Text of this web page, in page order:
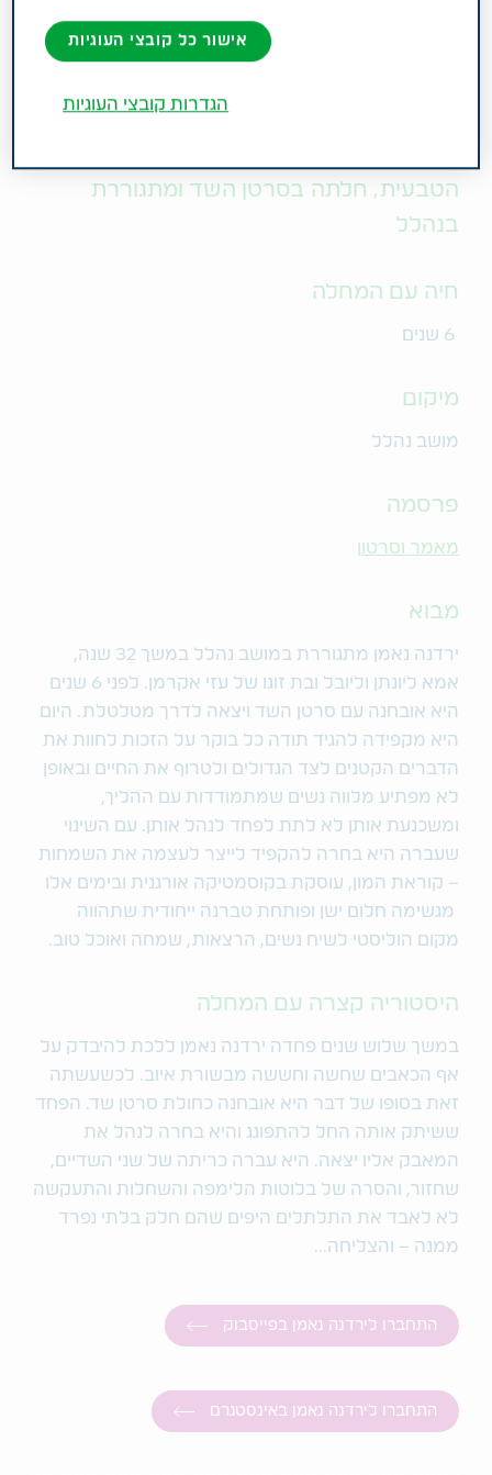
הטבעית, חלתה בסרטן השד ומתגוררת
בנהלל
חיה עם המחלה
מיקום
מושב נהלל
פרסמה
מאמר וסרטון
מבוא
ירדנה נאמן מתגוררת במושב נהלל במשך 32 שנה,
אמא ליונתן וליובל ובת זוגו של עזי אקרמן. לפני 6 שנים
היא אובחנה עם סרטן השד ויצאה לדרך מטלטלת. היום
היא מקפידה להגיד תודה כל בוקר על הזכות לחוות את
הדברים הקטנים לצד הגדולים ולטרוף את החיים ובאופן
לא מפתיע מלווה נשים שמתמודדות עם ההליך,
ומשכנעת אותן לא לתת לפחד לנהל אותן. עם השינוי
שעברה היא בחרה להקפיד לייצר לעצמה את השמחות
– קוראת המון, עוסקת בקוסמטיקה אורגנית ובימים אלו
מגשימה חלום ישן ופותחת טברנה ייחודית שתהווה
מקום הוליסטי לשיח נשים, הרצאות, שמחה ואוכל טוב.
היסטוריה קצרה עם המחלה
במשך שלוש שנים פחדה ירדנה נאמן ללכת להיבדק על
אף הכאבים שחשה וחששה מבשורת איוב. לכשעשתה
זאת בסופו של דבר היא אובחנה כחולת סרטן שד. הפחד
ששיתק אותה החל להתפוגג והיא בחרה לנהל את
המאבק אליו יצאה. היא עברה כריתה של שני השדיים,
שחזור, והסרה של בלוטות הלימפה והשחלות והתעקשה
לא לאבד את התלתלים היפים שהם חלק בלתי נפרד
ממנה – והצליחה...
התחברו לירדנה נאמן בפייסבוק
התחברו לירדנה נאמן באינסטגרם
אישור כל קובצי העוגיות
הגדרות קובצי העוגיות